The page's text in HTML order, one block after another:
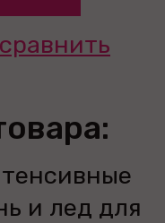
сравнить
и лед для